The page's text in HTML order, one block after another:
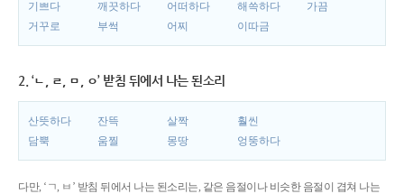
기쁘다
깨끗하다 어떠하다 해쓱하다
가끔
거꾸로
부썩 어찌 이따금
2. ‘ㄴ, ㄹ, ㅁ, ㅇ’ 받침 뒤에서 나는 된소리
산뜻하다 잔뜩 살짝
훨씬
담뿍
움찔 몽땅 엉뚱하다
다만, ‘ㄱ, ㅂ’ 받침 뒤에서 나는 된소리는, 같은 음절이나 비슷한 음절이 겹쳐 나는